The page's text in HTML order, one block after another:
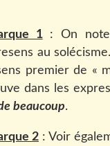
1: On
au
premier de «
dans les
beaucoup.
2 : Voir